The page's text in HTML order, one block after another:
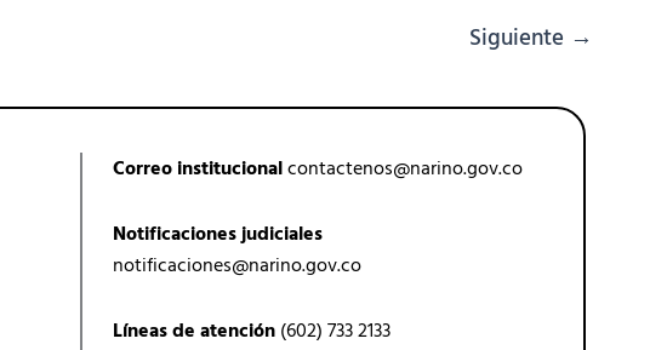
Siguiente →
Correo institucionalcontactenos@narino.gov.co
Notificaciones judiciales
notificaciones@narino.gov.co
Líneas de atención (602) 733 2133